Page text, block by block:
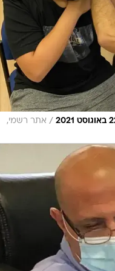
/ אתר רשמי,